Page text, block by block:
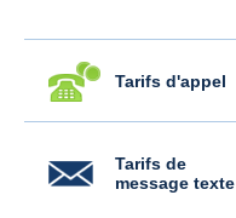
Tarifs d'appel
Tarifs de
message texte